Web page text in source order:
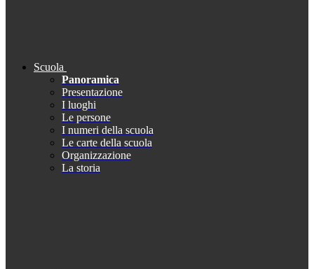
Scuola
Panoramica
Presentazione
I luoghi
Le persone
I numeri della scuola
Le carte della scuola
Organizzazione
La storia